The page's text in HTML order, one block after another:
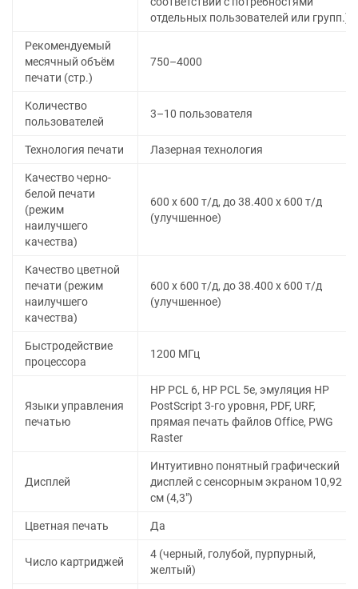
отдельных пользователей или групп.)
Рекомендуемый
месячный объём
печати (стр.)
750–4000
Количество
пользователей
3–10 пользователя
Технология печати Лазерная технология
Качество черно-
белой печати
(режим
наилучшего
качества)
600 x 600 т/д, до 38.400 x 600 т/д
(улучшенное)
Качество цветной
печати (режим
наилучшего
качества)
600 x 600 т/д, до 38.400 x 600 т/д
(улучшенное)
Быстродействие
процессора
1200 MГц
Языки управления
печатью
HP PCL 6, HP PCL 5e, эмуляция HP
PostScript 3-го уровня, PDF, URF,
прямая печать файлов Office, PWG
Raster
Дисплей
Интуитивно понятный графический
дисплей с сенсорным экраном 10,92
см (4,3")
Цветная печать Да
Число картриджей
4 (черный, голубой, пурпурный,
желтый)